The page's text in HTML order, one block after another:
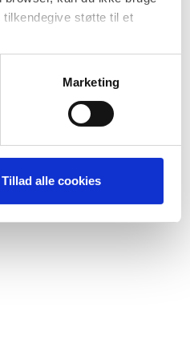
støtte til et
forbedre
Marketing
Tillad alle cookies